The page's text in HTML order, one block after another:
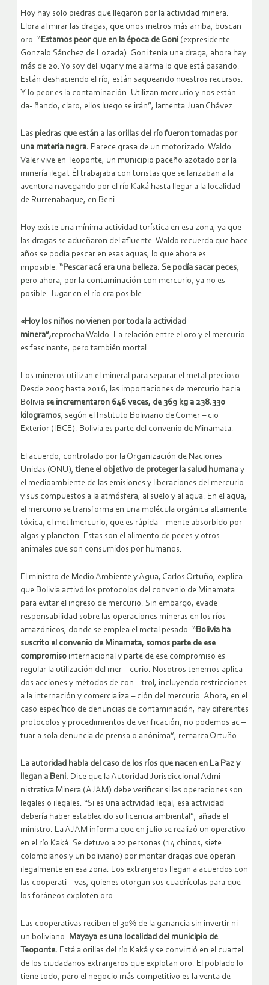
Hoy hay solo piedras que llegaron por la actividad minera.
Llora al mirar las dragas, que unos metros más arriba, buscan
oro. “Estamos peor que en la época de Goni (expresidente
Gonzalo Sánchez de Lozada). Goni tenía una draga, ahora hay
más de 20. Yo soy del lugar y me alarma lo que está pasando.
Están deshaciendo el río, están saqueando nuestros recursos.
Y lo peor es la contaminación. Utilizan mercurio y nos están
da- ñando, claro, ellos luego se irán”, lamenta Juan Chávez.
Las piedras que están a las orillas del río fueron tomadas por
una materia negra. Parece grasa de un motorizado. Waldo
Valer vive en Teoponte, un municipio paceño azotado por la
minería ilegal. Él trabajaba con turistas que se lanzaban a la
aventura navegando por el río Kaká hasta llegar a la localidad
de Rurrenabaque, en Beni.
Hoy existe una mínima actividad turística en esa zona, ya que
las dragas se adueñaron del afluente. Waldo recuerda que hace
años se podía pescar en esas aguas, lo que ahora es
imposible. “Pescar acá era una belleza. Se podía sacar peces,
pero ahora, por la contaminación con mercurio, ya no es
posible. Jugar en el río era posible.
«Hoy los niños no vienen por toda la actividad
minera”,reprocha Waldo. La relación entre el oro y el mercurio
es fascinante, pero también mortal.
Los mineros utilizan el mineral para separar el metal precioso.
Desde 2005 hasta 2016, las importaciones de mercurio hacia
Bolivia se incrementaron 646 veces, de 369 kg a 238.330
kilogramos, según el Instituto Boliviano de Comer – cio
Exterior (IBCE). Bolivia es parte del convenio de Minamata.
El acuerdo, controlado por la Organización de Naciones
Unidas (ONU), tiene el objetivo de proteger la salud humana y
el medioambiente de las emisiones y liberaciones del mercurio
y sus compuestos a la atmósfera, al suelo y al agua. En el agua,
el mercurio se transforma en una molécula orgánica altamente
tóxica, el metilmercurio, que es rápida – mente absorbido por
algas y plancton. Estas son el alimento de peces y otros
animales que son consumidos por humanos.
El ministro de Medio Ambiente y Agua, Carlos Ortuño, explica
que Bolivia activó los protocolos del convenio de Minamata
para evitar el ingreso de mercurio. Sin embargo, evade
responsabilidad sobre las operaciones mineras en los ríos
amazónicos, donde se emplea el metal pesado. “Bolivia ha
suscrito el convenio de Minamata, somos parte de ese
compromiso internacional y parte de ese compromiso es
regular la utilización del mer – curio. Nosotros tenemos aplica –
dos acciones y métodos de con – trol, incluyendo restricciones
a la internación y comercializa – ción del mercurio. Ahora, en el
caso específico de denuncias de contaminación, hay diferentes
protocolos y procedimientos de verificación, no podemos ac –
tuar a sola denuncia de prensa o anónima”, remarca Ortuño.
La autoridad habla del caso de los ríos que nacen en La Paz y
llegan a Beni. Dice que la Autoridad Jurisdiccional Admi –
nistrativa Minera (AJAM) debe verificar si las operaciones son
legales o ilegales. “Si es una actividad legal, esa actividad
debería haber establecido su licencia ambiental”, añade el
ministro. La AJAM informa que en julio se realizó un operativo
en el río Kaká. Se detuvo a 22 personas (14 chinos, siete
colombianos y un boliviano) por montar dragas que operan
ilegalmente en esa zona. Los extranjeros llegan a acuerdos con
las cooperati – vas, quienes otorgan sus cuadrículas para que
los foráneos exploten oro.
Las cooperativas reciben el 30% de la ganancia sin invertir ni
un boliviano. Mayaya es una localidad del municipio de
Teoponte. Está a orillas del río Kaká y se convirtió en el cuartel
de los ciudadanos extranjeros que explotan oro. El poblado lo
tiene todo, pero el negocio más competitivo es la venta de